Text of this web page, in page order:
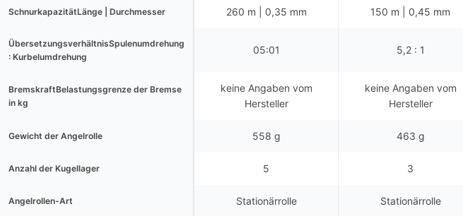
SchnurkapazitätLänge | Durchmesser 260 m | 0,35 mm 150 m | 0,45 mm
ÜbersetzungsverhältnisSpulenumdrehung
: Kurbelumdrehung
05:01 5,2 : 1
BremskraftBelastungsgrenze der Bremse
in kg
keine Angaben vom
Hersteller
keine Angaben vom
Hersteller
Gewicht der Angelrolle 558 g 463 g
Anzahl der Kugellager 5 3
Angelrollen-Art Stationärrolle Stationärrolle